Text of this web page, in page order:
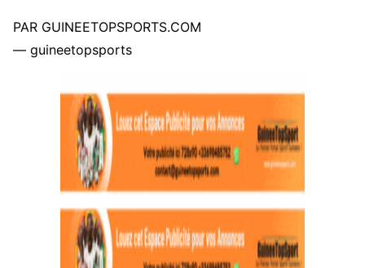
PAR GUINEETOPSPORTS.COM
— guineetopsports